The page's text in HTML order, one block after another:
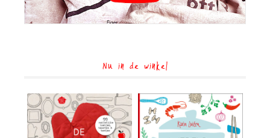
Nu in de winkel